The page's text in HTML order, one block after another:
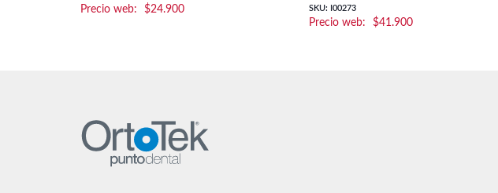
$24.900 SKU: I00273
$41.900